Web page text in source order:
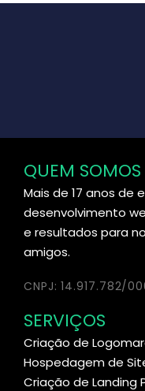
QUEM SOMOS
Mais de 17 anos de
desenvolvimento
e resultados para
amigos.
CNPJ: 14.917.782/
SERVIÇOS
Criação de
Hospedagem de
Criação de Landing